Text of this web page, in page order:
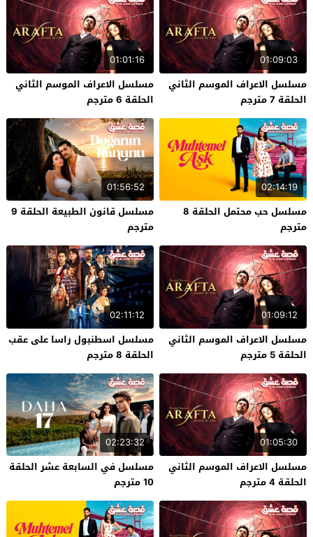
01:09:03
مسلسل الاعراف الموسم الثاني
الحلقة 7 مترجم
01:01:16
مسلسل الاعراف الموسم الثاني
الحلقة 6 مترجم
02:14:19
مسلسل حب محتمل الحلقة 8
مترجم
01:56:52
مسلسل قانون الطبيعة الحلقة 9
مترجم
01:09:12
مسلسل الاعراف الموسم الثاني
الحلقة 5 مترجم
02:11:12
مسلسل اسطنبول راسا على عقب
الحلقة 8 مترجم
01:05:30
مسلسل الاعراف الموسم الثاني
الحلقة 4 مترجم
02:23:32
مسلسل في السابعة عشر الحلقة
10 مترجم